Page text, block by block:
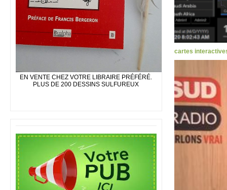
EN VENTE CHEZ VOTRE LIBRAIRE PRÉFÉRÉ.
PLUS DE 200 DESSINS SULFUREUX
cartes